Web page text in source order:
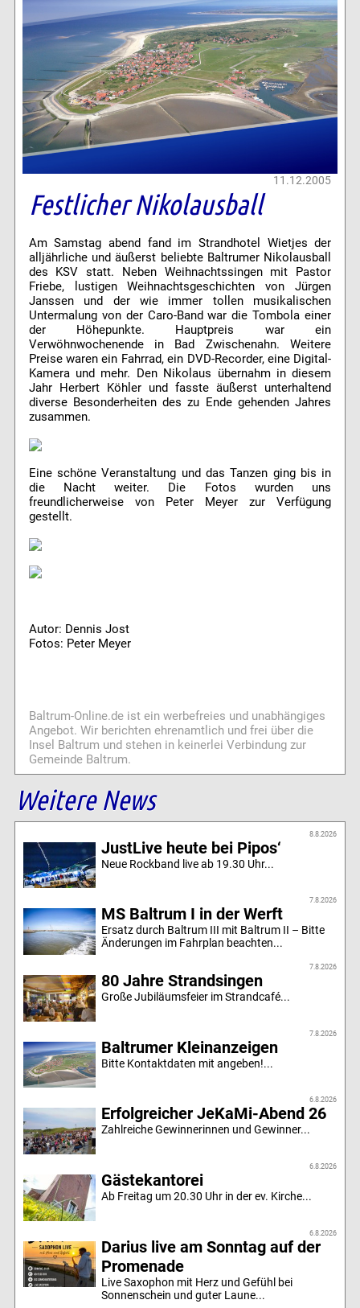
11.12.2005
Festlicher Nikolausball
Am Samstag abend fand im Strandhotel Wietjes der
alljährliche und äußerst beliebte Baltrumer Nikolausball
des KSV statt. Neben Weihnachtssingen mit Pastor
Friebe, lustigen Weihnachtsgeschichten von Jürgen
Janssen und der wie immer tollen musikalischen
Untermalung von der Caro-Band war die Tombola einer
der Höhepunkte. Hauptpreis war ein
Verwöhnwochenende in Bad Zwischenahn. Weitere
Preise waren ein Fahrrad, ein DVD-Recorder, eine Digital-
Kamera und mehr. Den Nikolaus übernahm in diesem
Jahr Herbert Köhler und fasste äußerst unterhaltend
diverse Besonderheiten des zu Ende gehenden Jahres
zusammen.
Eine schöne Veranstaltung und das Tanzen ging bis in
die Nacht weiter. Die Fotos wurden uns
freundlicherweise von Peter Meyer zur Verfügung
gestellt.
Autor: Dennis Jost
Fotos: Peter Meyer
Baltrum-Online.de ist ein werbefreies und unabhängiges
Angebot. Wir berichten ehrenamtlich und frei über die
Insel Baltrum und stehen in keinerlei Verbindung zur
Gemeinde Baltrum.
Weitere News
8.8.2026
JustLive heute bei Pipos‘
Neue Rockband live ab 19.30 Uhr...
7.8.2026
MS Baltrum I in der Werft
Ersatz durch Baltrum III mit Baltrum II – Bitte
Änderungen im Fahrplan beachten...
7.8.2026
80 Jahre Strandsingen
Große Jubiläumsfeier im Strandcafé...
7.8.2026
Baltrumer Kleinanzeigen
Bitte Kontaktdaten mit angeben!...
6.8.2026
Erfolgreicher JeKaMi-Abend 26
Zahlreiche Gewinnerinnen und Gewinner...
6.8.2026
Gästekantorei
Ab Freitag um 20.30 Uhr in der ev. Kirche...
6.8.2026
Darius live am Sonntag auf der
Promenade
Live Saxophon mit Herz und Gefühl bei
Sonnenschein und guter Laune...